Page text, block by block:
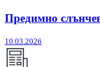
Предимно
10.03.2026